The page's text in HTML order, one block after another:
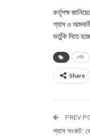
কর্তৃপক্ষ
গ্যাস ও
ভর্তুকি দিতে
সেমি
Share
PREV
গ্যাস সংকট: